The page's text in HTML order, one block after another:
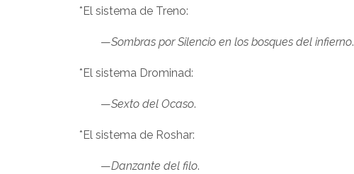
*El sistema de Treno:
—Sombras por Silencio en los bosques del infierno.
*El sistema Drominad:
—Sexto del Ocaso.
*El sistema de Roshar:
—Danzante del filo.